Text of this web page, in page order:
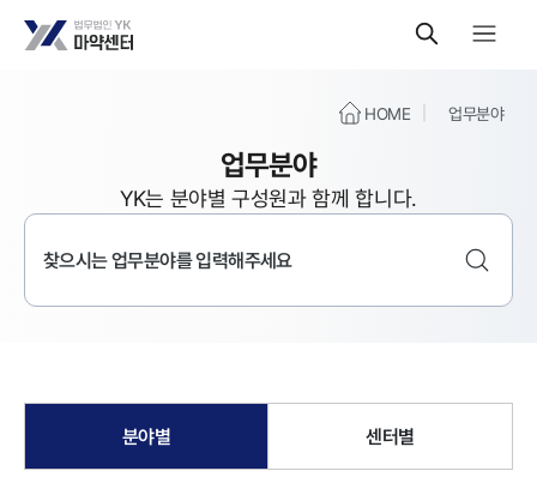
HOME 업무분야
업무분야
YK는 분야별 구성원과 함께 합니다.
분야별 센터별